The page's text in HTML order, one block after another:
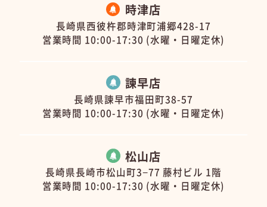
時津店
長崎県西彼杵郡時津町浦郷428-17
営業時間 10:00-17:30 (水曜・日曜定休)
諫早店
長崎県諫早市福田町38-57
営業時間 10:00-17:30 (水曜・日曜定休)
松山店
長崎県長崎市松山町3−77 藤村ビル 1階
営業時間 10:00-17:30 (水曜・日曜定休)